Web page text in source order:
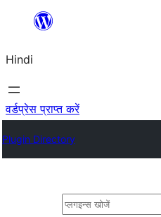
सामग्री
जाएं
Hindi
वर्डप्रेस प्राप्त करें
Plugin Directory
खोजें